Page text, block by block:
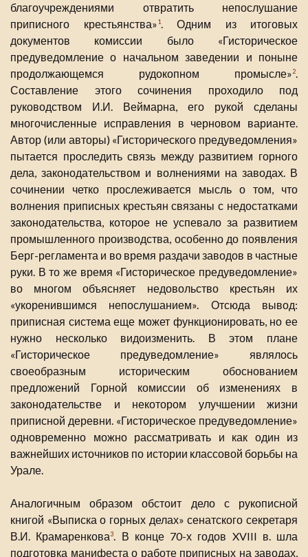
благоучреждениями отвратить непослушание
приписного крестьянства»1. Одним из итоговых
документов комиссии было «Гисторическое
предуведомление о начальном заведении и поныне
продолжающемся рудокопном промысле»2.
Составление этого сочинения проходило под
руководством И.И. Веймарна, его рукой сделаны
многочисленные исправления в черновом варианте.
Автор (или авторы) «Гисторического предуведомления»
пытается проследить связь между развитием горного
дела, законодательством и волнениями на заводах. В
сочинении четко прослеживается мысль о том, что
волнения приписных крестьян связаны с недостатками
законодательства, которое не успевало за развитием
промышленного производства, особенно до появления
Берг-регламента и во время раздачи заводов в частные
руки. В то же время «Гисторическое предуведомление»
во многом объясняет недовольство крестьян их
«укоренившимся непослушанием». Отсюда вывод:
приписная система еще может функционировать, но ее
нужно несколько видоизменить. В этом плане
«Гисторическое предуведомление» являлось
своеобразным историческим обоснованием
предложений Горной комиссии об изменениях в
законодательстве и некотором улучшении жизни
приписной деревни. «Гисторическое предуведомление»
одновременно можно рассматривать и как один из
важнейших источников по истории классовой борьбы на
Урале.
Аналогичным образом обстоит дело с рукописной
книгой «Выписка о горных делах» сенатского секретаря
В.И. Крамаренкова3. В конце 70-х годов XVIII в. шла
подготовка манифеста о работе приписных на заводах,